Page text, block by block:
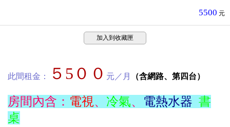
5500 元
加入到收藏匣
此間租金： ５5００ 元／月 （含網路、第四台）
房間內含： 電視、 冷氣、 電熱水器 書
桌